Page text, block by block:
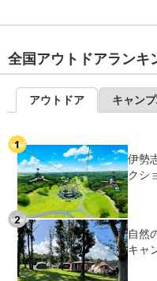
全国アウトドアランキ
アウトドア キャン
伊勢
クシ
自然
キャ